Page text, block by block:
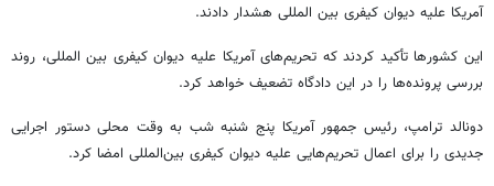
آمریکا علیه دیوان کیفری بین المللی هشدار دادند.
این کشورها تأکید کردند که تحریم‌های آمریکا علیه دیوان کیفری بین المللی، روند
بررسی پرونده‌ها را در این دادگاه تضعیف خواهد کرد.
دونالد ترامپ، رئیس جمهور آمریکا پنج شنبه شب به وقت محلی دستور اجرایی
جدیدی را برای اعمال تحریم‌هایی علیه دیوان کیفری بین‌المللی امضا کرد.